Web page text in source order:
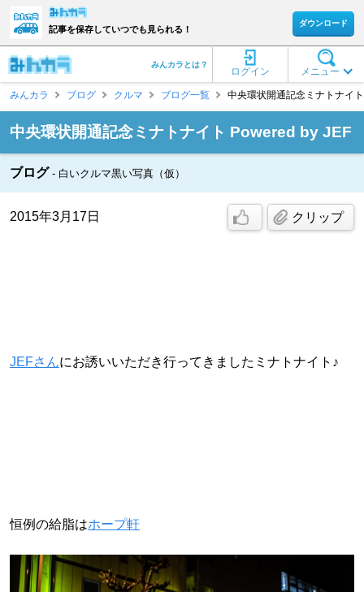
記事を保存していつでも見られる！
ダウンロード
メニュー
ログイン
みんカラとは？
みんカラ ブログ クルマ ブログ一覧 中央環状開通記念ミナトナイ
中央環状開通記念ミナトナイト Powered by JEF
ブログ 白いクルマ黒い写真（仮）
2015年3月17日 クリップ
JEFさんにお誘いいただき行ってきましたミナトナイト♪
恒例の給脂はホープ軒